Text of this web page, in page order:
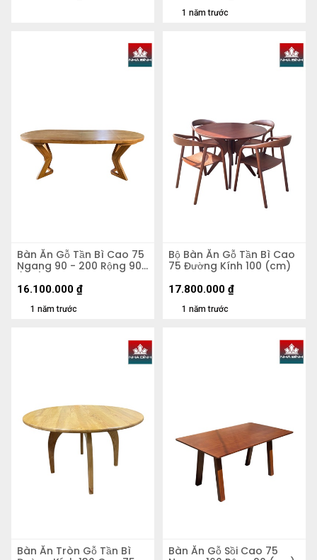
1 năm trước
Bàn Ăn Gỗ Tần Bì Cao 75
Ngang 90 - 200 Rộng 90
(cm)
1 năm trước
16.100.000 ₫
Bộ Bàn Ăn Gỗ Tần Bì Cao
75 Đường Kính 100 (cm)
1 năm trước
17.800.000 ₫
Bàn Ăn Tròn Gỗ Tần Bì
Bàn Ăn Gỗ Sồi Cao 75